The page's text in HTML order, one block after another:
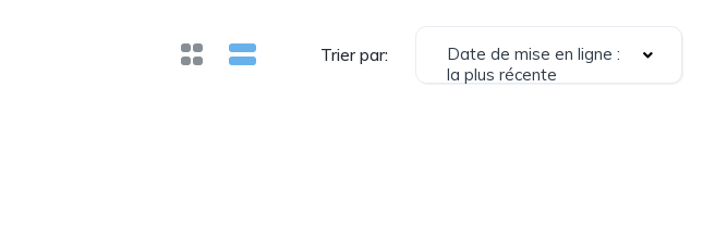
Trier par:
Date de mise en ligne :
la plus récente